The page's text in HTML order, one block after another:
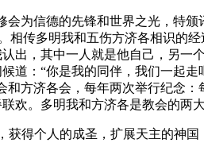
为信德的先锋和世界之光，特
传多明我和五伤方济各相识的
出，其中一人就是他自己，另一
道：“你是我的同伴，我们一起
方济各会，每年两次举行纪念
欢。多明我和方济各是教会的两
得个人的成圣，扩展天主的神